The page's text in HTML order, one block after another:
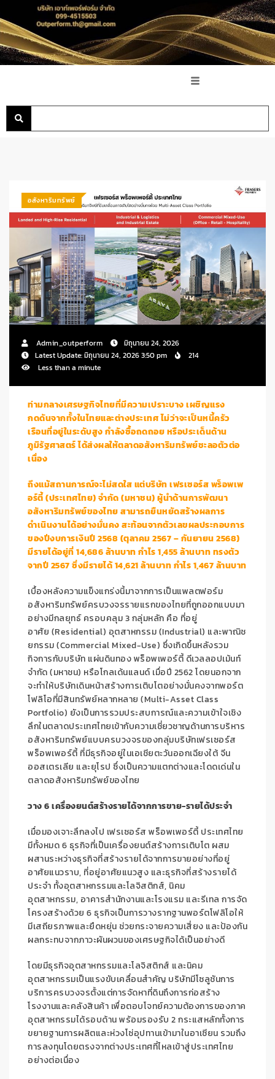
อสังหาริมทรัพย์
Admin_outperform
มิถุนายน 24, 2026
Latest Update: มิถุนายน 24, 2026 3:50 pm
214
Less than a minute
ท่ามกลางเศรษฐกิจไทยที่มีความเปราะบาง เผชิญแรง
กดดันจากทั้งในไทยและต่างประเทศ ไม่ว่าจะเป็นหนี้ครัว
เรือนที่อยู่ในระดับสูง กำลังซื้อถดถอย หรือประเด็นด้าน
ภูมิรัฐศาสตร์ ได้ส่งผลให้ตลาดอสังหาริมทรัพย์ชะลอตัวต่อ
เนื่อง
ถึงแม้สถานการณ์จะไม่สดใส แต่บริษัท เฟรเซอร์ส พร็อพเพ
อร์ตี้ (ประเทศไทย) จำกัด (มหาชน) ผู้นำด้านการพัฒนา
อสังหาริมทรัพย์ของไทย สามารถยืนหยัดสร้างผลการ
ดำเนินงานได้อย่างมั่นคง สะท้อนจากตัวเลขผลประกอบการ
ของปีงบการเงินปี 2568 (ตุลาคม 2567 – กันยายน 2568)
มีรายได้อยู่ที่ 14,686 ล้านบาท กำไร 1,455 ล้านบาท ทรงตัว
จากปี 2567 ซึ่งมีรายได้ 14,621 ล้านบาท กำไร 1,467 ล้านบาท
เบื้องหลังความแข็งแกร่งนี้มาจากการเป็นแพลตฟอร์ม
อสังหาริมทรัพย์ครบวงจรรายแรกของไทยที่ถูกออกแบบมา
อย่างมีกลยุทธ์ ครอบคลุม 3 กลุ่มหลัก คือ ที่อยู่
อาศัย (Residential) อุตสาหกรรม (Industrial) และพาณิช
ยกรรม (Commercial Mixed-Use) ซึ่งเกิดขึ้นหลังรวม
กิจการกับบริษัท แผ่นดินทอง พร็อพเพอร์ตี้ ดีเวลลอปเม้นท์
จำกัด (มหาชน) หรือโกลเด้นแลนด์ เมื่อปี 2562 โดยนอกจาก
จะทำให้บริษัทเดินหน้าสร้างการเติบโตอย่างมั่นคงจากพอร์ต
โฟลิโอที่มีสินทรัพย์หลากหลาย (Multi-Asset Class
Portfolio) ยังเป็นการรวมประสบการณ์และความเข้าใจเชิง
ลึกในตลาดประเทศไทยเข้ากับความเชี่ยวชาญด้านการบริหาร
อสังหาริมทรัพย์แบบครบวงจรของกลุ่มบริษัทเฟรเซอร์ส
พร็อพเพอร์ตี้ ที่มีธุรกิจอยู่ในเอเชียตะวันออกเฉียงใต้ จีน
ออสเตรเลีย และยุโรป ซึ่งเป็นความแตกต่างและโดดเด่นใน
ตลาดอสังหาริมทรัพย์ของไทย
วาง6 เครื่องยนต์สร้างรายได้จากการขาย-รายได้ประจำ
เมื่อมองเจาะลึกลงไป เฟรเซอร์ส พร็อพเพอร์ตี้ ประเทศไทย
มีทั้งหมด 6 ธุรกิจที่เป็นเครื่องยนต์สร้างการเติบโต ผสม
ผสานระหว่างธุรกิจที่สร้างรายได้จากการขายอย่างที่อยู่
อาศัยแนวราบ, ที่อยู่อาศัยแนวสูง และธุรกิจที่สร้างรายได้
ประจำ ทั้งอุตสาหกรรมและโลจิสติกส์, นิคม
อุตสาหกรรม, อาคารสำนักงานและโรงแรม และรีเทล การจัด
โครงสร้างด้วย 6 ธุรกิจเป็นการวางรากฐานพอร์ตโฟลิโอให้
มีเสถียรภาพและยืดหยุ่น ช่วยกระจายความเสี่ยง และป้องกัน
ผลกระทบจากภาวะผันผวนของเศรษฐกิจได้เป็นอย่างดี
โดยมีธุรกิจอุตสาหกรรมและโลจิสติกส์ และนิคม
อุตสาหกรรมเป็นแรงขับเคลื่อนสำคัญ บริษัทมีโซลูชันการ
บริการครบวงจรตั้งแต่การจัดหาที่ดินถึงการก่อสร้าง
โรงงานและคลังสินค้า เพื่อตอบโจทย์ความต้องการของภาค
อุตสาหกรรมได้รอบด้าน พร้อมรองรับ 2 กระแสหลักทั้งการ
ขยายฐานการผลิตและห่วงโซ่อุปทานเข้ามาในอาเซียน รวมถึง
การลงทุนโดยตรงจากต่างประเทศที่ไหลเข้าสู่ประเทศไทย
อย่างต่อเนื่อง